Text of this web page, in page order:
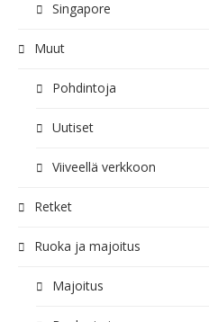
Singapore
Muut
Pohdintoja
Uutiset
Viiveellä verkkoon
Retket
Ruoka ja majoitus
Majoitus